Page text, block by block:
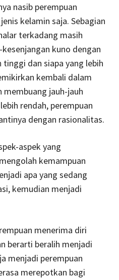
nasib perempuan
kelamin saja. Sebagian
terkadang masih
kuno dengan
tinggi dan siapa yang lebih
kembali dalam
jauh-jauh
rendah, perempuan
dengan rasionalitas.
aspek yang
kemampuan
apa yang sedang
kemudian menjadi
menerima diri
berarti beralih menjadi
menjadi perempuan
merepotkan bagi